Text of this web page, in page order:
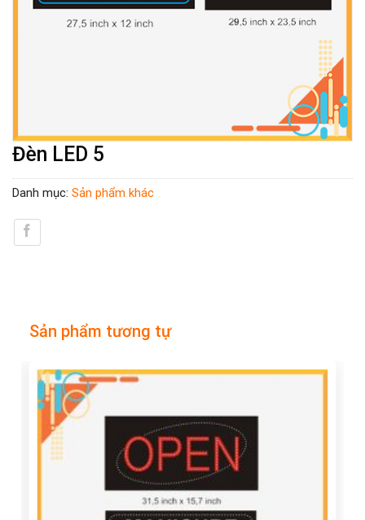
Đèn LED 5
Danh mục: Sản phẩm khác
Sản phẩm tương tự